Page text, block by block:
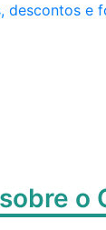
descontos e
o